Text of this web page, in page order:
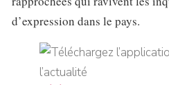
d’expression dans le pays.